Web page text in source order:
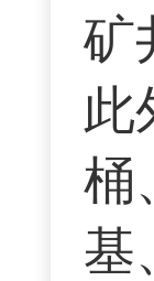
矿
此
桶
基